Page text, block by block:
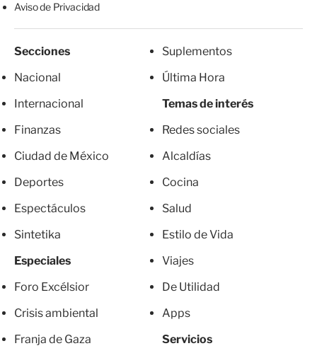
Aviso de Privacidad
Secciones
Nacional
Internacional
Finanzas
Ciudad de México
Deportes
Espectáculos
Sintetika
Especiales
Foro Excélsior
Crisis ambiental
Franja de Gaza
Suplementos
Última Hora
Temas de interés
Redes sociales
Alcaldías
Cocina
Salud
Estilo de Vida
Viajes
De Utilidad
Apps
Servicios